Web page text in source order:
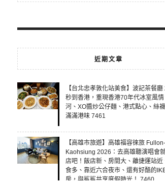
近期文章
【台北忠孝敦化站美食】波記茶餐
秒到香港，重現香港70年代冰室風
河、XO醬炒公仔麵、港式點心、絲
滿滿港味 7461
【高雄市旅遊】高雄福容徠旅
Kaohsiung 2026：去高雄聽演唱會
店吧！飯店新、房間大、離捷運站近
食多、靠近六合夜市、還有好酷的
房，與鯊鯊共享度假時光！ 7460